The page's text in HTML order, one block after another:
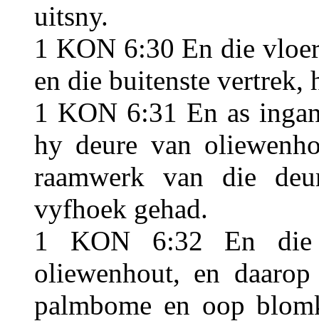
uitsny.
1 KON 6:30 En die
en die buitenste vertrek,
1 KON 6:31 En as
hy deure van
raamwerk van die
vyfhoek gehad.
1 KON 6:32 En die
oliewenhout, en
palmbome en oop